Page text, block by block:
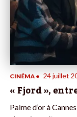
CINÉMA • 24 juillet
« Fjord »,
Palme d’or à